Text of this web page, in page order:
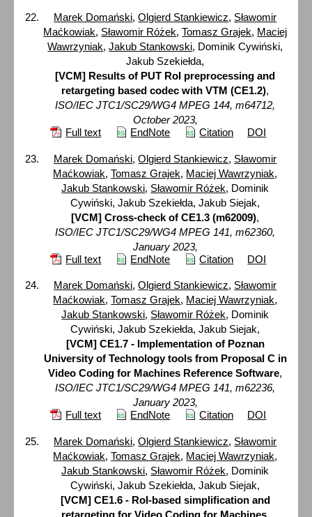
Marek Domański,Olgierd Stankiewicz, Sławomir
Maćkowiak, Sławomir Różek,Tomasz Grajek, Maciej
Wawrzyniak,Jakub Stankowski, Dominik Cywiński,
Jakub Szekiełda,
[VCM] Results of PUT RoI preprocessing and
retargeting based codec with VTM (CE1.2),
ISO/IEC JTC1/SC29/WG4 MPEG 144, m64712,
October 2023,
Full text
EndNote Citation DOI
Marek Domański,Olgierd Stankiewicz, Sławomir
Maćkowiak,Tomasz Grajek, Maciej Wawrzyniak,
Jakub Stankowski, Sławomir Różek, Dominik
Cywiński, Jakub Szekiełda, Jakub Siejak,
[VCM] Cross-check of CE1.3 (m62009),
ISO/IEC JTC1/SC29/WG4 MPEG 141, m62360,
January 2023,
Full text
EndNote Citation DOI
Marek Domański,Olgierd Stankiewicz, Sławomir
Maćkowiak,Tomasz Grajek, Maciej Wawrzyniak,
Jakub Stankowski, Sławomir Różek, Dominik
Cywiński, Jakub Szekiełda, Jakub Siejak,
[VCM] CE1.7 - Implementation of Poznan
University of Technology tools from Proposal C in
Video Coding for Machines Reference Software,
ISO/IEC JTC1/SC29/WG4 MPEG 141, m62236,
January 2023,
Full text
EndNote Citation DOI
Marek Domański,Olgierd Stankiewicz, Sławomir
Maćkowiak,Tomasz Grajek, Maciej Wawrzyniak,
Jakub Stankowski, Sławomir Różek, Dominik
Cywiński, Jakub Szekiełda, Jakub Siejak,
[VCM] CE1.6 - RoI-based simplification and
retargeting for Video Coding for Machines,